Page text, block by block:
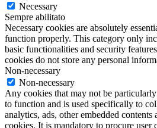
Necessary
Sempre abilitato
Necessary cookies are absolutely
function properly. This category only
basic functionalities and security
cookies do not store any personal
Non-necessary
Non-necessary
Any cookies that may not be
to function and is used specifically to
analytics, ads, other embedded contents
cookies. It is mandatory to procure user